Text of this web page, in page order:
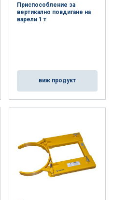
Приспособление за
вертикално повдигане на
варели 1 т
виж продукт